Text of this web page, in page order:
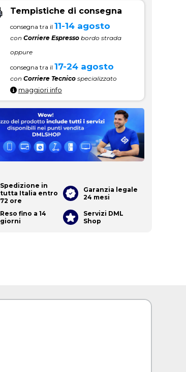
Tempistiche di consegna
consegna tra il 11-14 agosto
con Corriere Espressobordo strada
oppure
consegna tra il 17-24 agosto
con Corriere Tecnicospecializzato
maggiori info
Spedizione in
tutta Italia entro
72 ore
Garanzia legale
24 mesi
Reso fino a 14
giorni
Servizi DML
Shop